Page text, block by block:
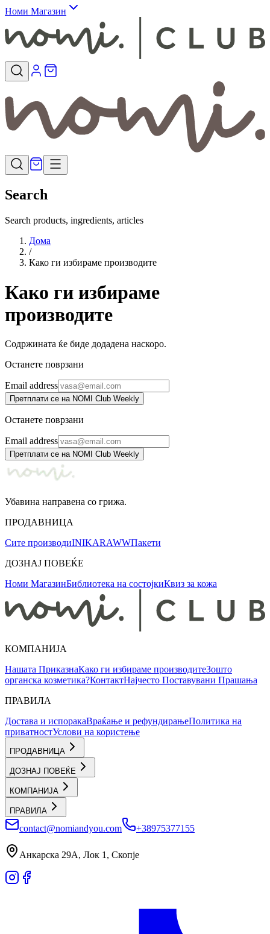
Номи Магазин
Search
Search products, ingredients, articles
Дома
/
Како ги избираме производите
Како ги избираме
производите
Содржината ќе биде додадена наскоро.
Останете поврзани
Email address
Претплати се на NOMI Club Weekly
Останете поврзани
Email address
Претплати се на NOMI Club Weekly
Убавина направена со грижа.
ПРОДАВНИЦА
Сите производиINIKARAWWПакети
ДОЗНАЈ ПОВЕЌЕ
Номи МагазинБиблиотека на состојкиКвиз за кожа
КОМПАНИЈА
Нашата ПриказнаКако ги избираме производитеЗошто
органска козметика?КонтактНајчесто Поставувани Прашања
ПРАВИЛА
Достава и испоракаВраќање и рефундирањеПолитика на
приватностУслови на користење
ПРОДАВНИЦА
ДОЗНАЈ ПОВЕЌЕ
КОМПАНИЈА
ПРАВИЛА
contact@nomiandyou.com +38975377155
Анкарска 29А, Лок 1, Скопје